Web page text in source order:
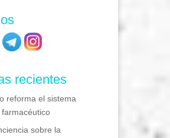
recientes
reforma el sistema
sobre la